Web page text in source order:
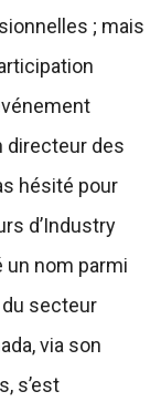
; mais
directeur des
hésité pour
d’Industry
un nom parmi
secteur
via son
s’est